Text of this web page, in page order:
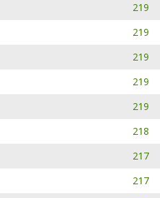
219
219
219
219
219
218
217
217